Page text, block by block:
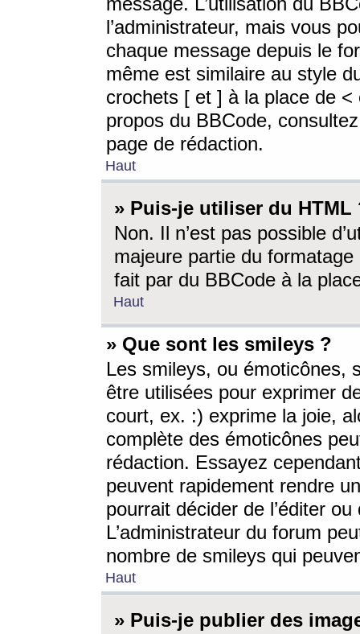
l’administrateur, mais vous
chaque message depuis le
même est similaire au style
crochets [ et ] à la place de <
propos du BBCode,
page de rédaction.
Haut
» Puis-je utiliser du HTML
Non. Il n’est pas possible
majeure partie du
fait par du BBCode à la
Haut
» Que sont les smileys ?
Les smileys, ou émoticônes,
être utilisées pour exprimer
court, ex. :) exprime la joie,
complète des émoticônes
rédaction. Essayez
peuvent rapidement rendre
pourrait décider de l’éditer
L’administrateur du forum
nombre de smileys qui
Haut
» Puis-je publier des